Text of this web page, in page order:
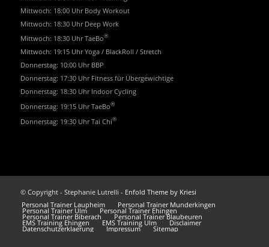
Mittwoch: 18:00 Uhr Body Workout
Mittwoch: 18:30 Uhr Deep Work
Mittwoch: 18:30 Uhr TaeBo®
Mittwoch: 19:15 Uhr Yoga / BlackRoll / Stretch
Donnerstag: 10:00 Uhr BBP
Donnerstag: 17:30 Uhr Fitness für Übergewichtige
Donnerstag: 18:30 Uhr Indoor Cycling
Donnerstag: 19:15 Uhr TaeBo®
Donnerstag: 19:30 Uhr Tai Chi®
© Copyright - Stephanie Lutrelli - Enfold Theme by Kriesi
Personal Trainer Laupheim
Personal Trainer Munderkingen
Personal Trainer Ulm Personal Trainer Ehingen
Personal Trainer Biberach Personal Trainer Blaubeuren
EMS Training Ehingen EMS Training Ulm Disclaimer
Datenschutzerklaerung Impressum Sitemap